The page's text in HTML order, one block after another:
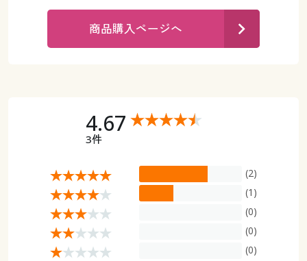
ご利用ガイド
よくある質問とお問い合わせ
マイページ
閲覧履歴
よくある質問とお問い合わせ
商品購入ページへ
4.67
3件
(2)
(1)
(0)
(0)
(0)